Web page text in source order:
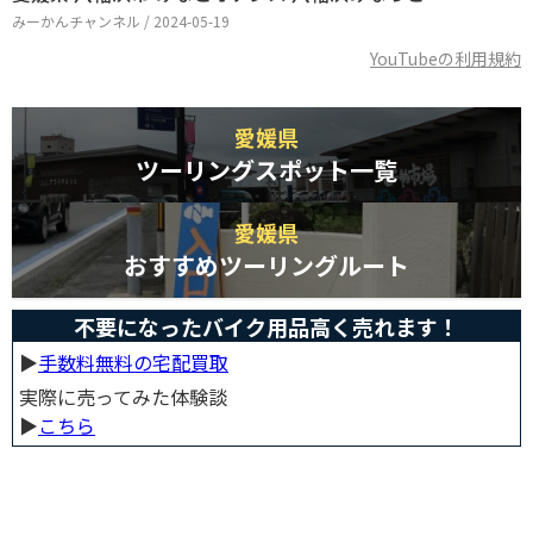
みーかんチャンネル / 2024-05-19
YouTubeの利用規約
愛媛県
ツーリングスポット一覧
愛媛県
おすすめツーリングルート
不要になったバイク用品高く売れます！
▶︎手数料無料の宅配買取
実際に売ってみた体験談
▶︎こちら